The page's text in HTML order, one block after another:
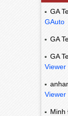
GA
GAuto
GA
GA
Viewer
Viewer
Minh